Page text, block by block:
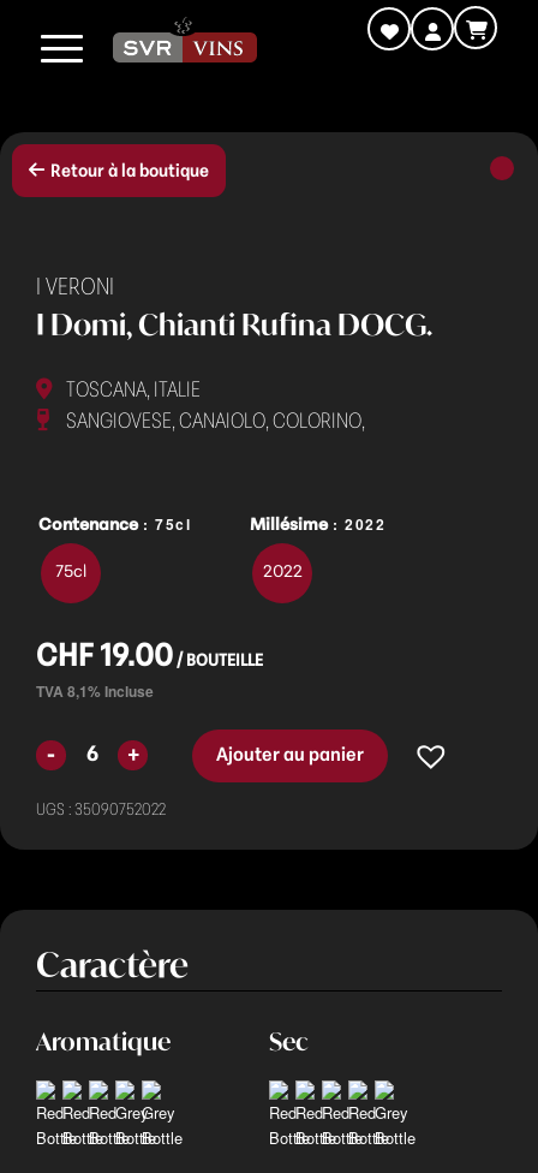
Retour à la boutique
I VERONI
I Domi, Chianti Rufina DOCG.
TOSCANA, ITALIE
SANGIOVESE, CANAIOLO, COLORINO,
Contenance : 75cl
75cl
Millésime : 2022
2022
CHF 19.00
Ajouter au panier
UGS : 35090752022
Caractère
Aromatique Sec